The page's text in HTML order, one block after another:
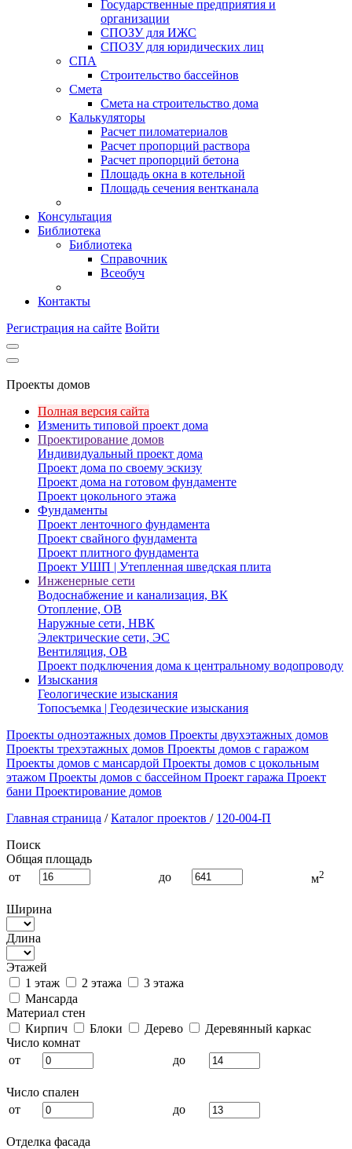
Государственные предприятия и
организации
СПОЗУ для ИЖС
СПОЗУ для юридических лиц
СПА
Строительство бассейнов
Смета
Смета на строительство дома
Калькуляторы
Расчет пиломатериалов
Расчет пропорций раствора
Расчет пропорций бетона
Площадь окна в котельной
Площадь сечения вентканала
Консультация
Библиотека
Библиотека
Справочник
Всеобуч
Контакты
Регистрация на сайте Войти
Проекты домов
Полная версия сайта
Изменить типовой проект дома
Проектирование домов
Индивидуальный проект дома
Проект дома по своему эскизу
Проект дома на готовом фундаменте
Проект цокольного этажа
Фундаменты
Проект ленточного фундамента
Проект свайного фундамента
Проект плитного фундамента
Проект УШП | Утепленная шведская плита
Инженерные сети
Водоснабжение и канализация, ВК
Отопление, ОВ
Наружные сети, НВК
Электрические сети, ЭС
Вентиляция, ОВ
Проект подключения дома к центральному водопроводу
Изыскания
Геологические изыскания
Топосъемка | Геодезические изыскания
Проекты одноэтажных домов Проекты двухэтажных домов
Проекты трехэтажных домов Проекты домов с гаражом
Проекты домов с мансардой Проекты домов с цокольным
этажом Проекты домов с бассейном Проект гаража Проект
бани Проектирование домов
Главная страница / Каталог проектов / 120-004-П
Поиск
Общая площадь
от
до м2
Ширина
Длина
Этажей
1 этаж
2 этажа
3 этажа
Мансарда
Материал стен
Кирпич
Блоки Дерево
Деревянный каркас
Число комнат
от
до
Число спален
от
до
Отделка фасада